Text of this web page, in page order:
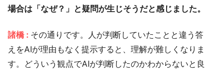
場合は「なぜ？」と疑問が生じそうだと感じました。
諸橋 : その通りです。人が判断していたことと違う答
えをAIが理由もなく提示すると、理解が難しくなりま
す。どういう観点でAIが判断したのかわからないと良